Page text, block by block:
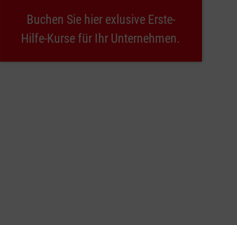
Buchen Sie hier exlusive Erste-
Hilfe-Kurse für Ihr Unternehmen.